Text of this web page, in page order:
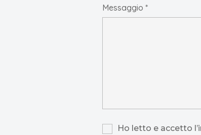
Messaggio *
Ho letto e accetto